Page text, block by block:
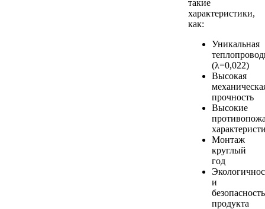
такие
характеристики,
как:
Уникальная
(λ=0,022)
Высокая
прочность
Высокие
Монтаж
круглый
год
и
безопасность
продукта